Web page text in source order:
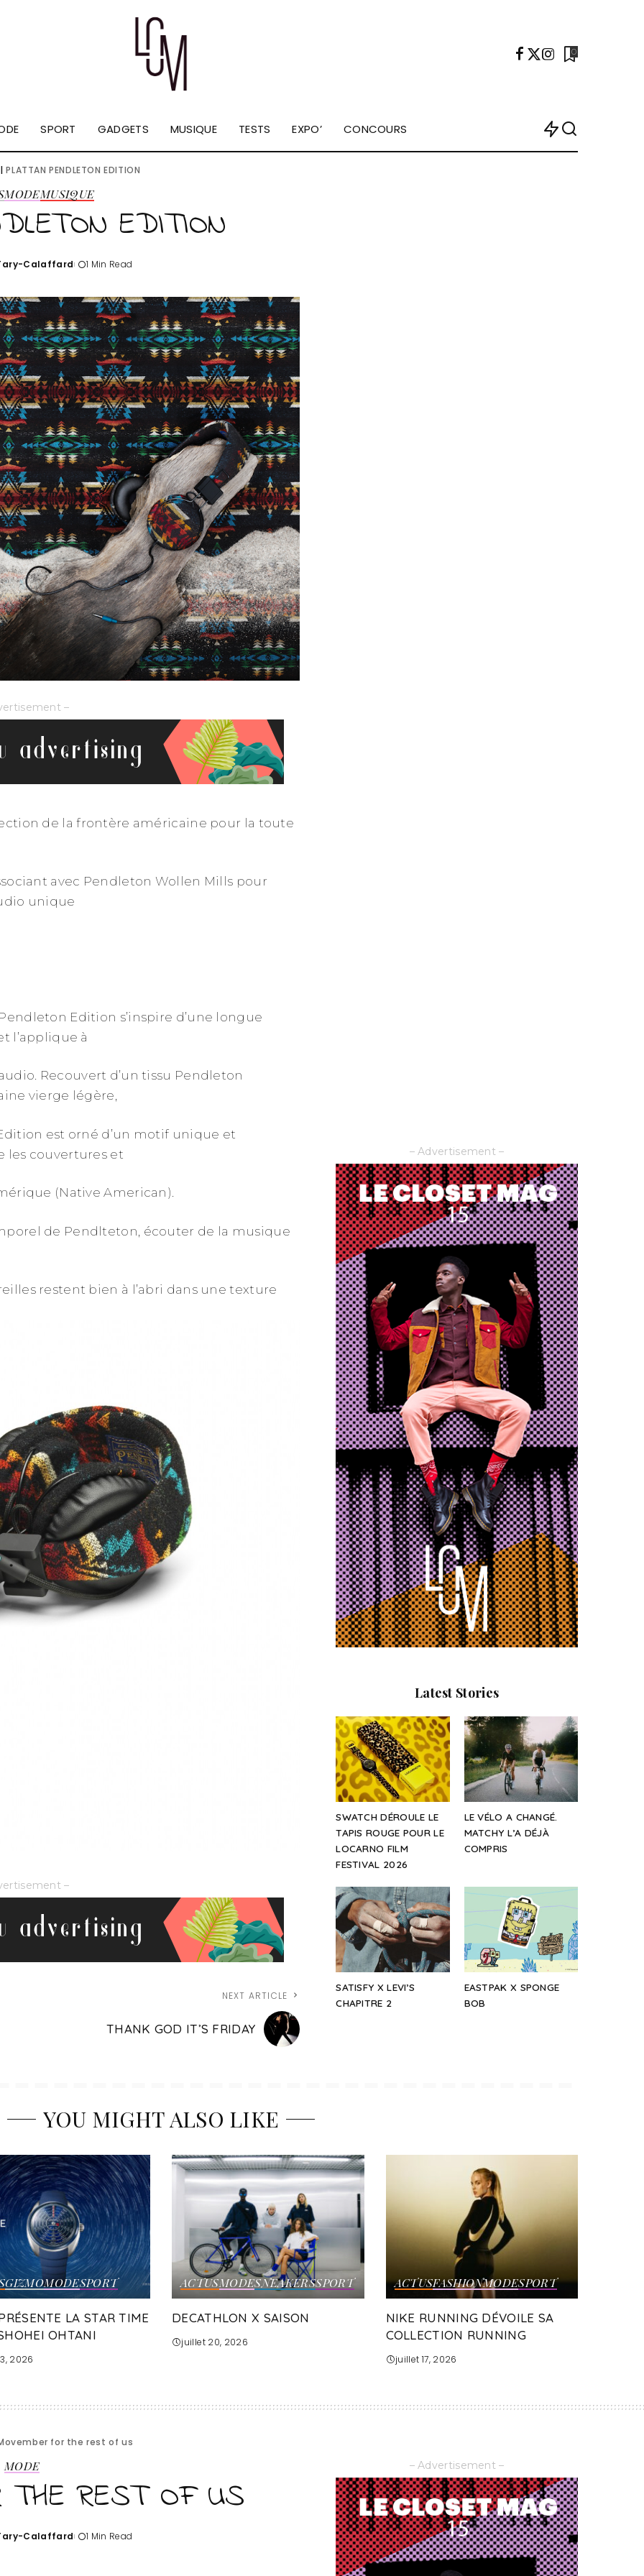
0
SPORT GADGETS MUSIQUE TESTS EXPO’ CONCOURS
PLATTAN PENDLETON EDITION
MODEMUSIQUE
EDITION
Calaffard 1 Min Read
–
de la frontère américaine pour la toute
avec Pendleton Wollen Mills pour
unique
Edition s’inspire d’une longue
l’applique à
Recouvert d’un tissu Pendleton
vierge légère,
est orné d’un motif unique et
les couvertures et
(Native American).
de Pendlteton, écouter de la musique
restent bien à l’abri dans une texture
–
NEXT ARTICLE
THANK GOD IT’S FRIDAY
– Advertisement –
Latest Stories
SWATCH DÉROULE LE
TAPIS ROUGE POUR LE
LOCARNO FILM
FESTIVAL 2026
LE VÉLO A CHANGÉ.
MATCHY L’A DÉJÀ
COMPRIS
SATISFY X LEVI’S
CHAPITRE 2
EASTPAK X SPONGE
BOB
YOU MIGHT ALSO LIKE
GIZMOMODESPORT
LA STAR TIME
OHTANI
2026
ACTUSMODESNEAKERSSPORT
DECATHLON X SAISON
juillet 20, 2026
ACTUSFASHIONMODESPORT
NIKE RUNNING DÉVOILE SA
COLLECTION RUNNING
juillet 17, 2026
for the rest of us
MODE
THE REST OF US
Calaffard 1 Min Read
– Advertisement –